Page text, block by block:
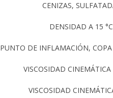
CENIZAS,
DENSIDAD A 15
PUNTO DE INFLAMACIÓN,
VISCOSIDAD
VISCOSIDAD